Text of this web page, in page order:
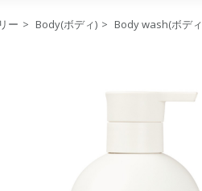
ー > Body(ボディ) > Body wash(ボデ